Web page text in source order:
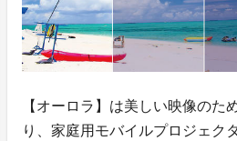
【オーロラ】は美しい映像のた
り、家庭用モバイルプロジェク